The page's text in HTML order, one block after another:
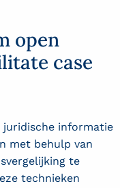
open
case
informatie
met behulp van
te
technieken